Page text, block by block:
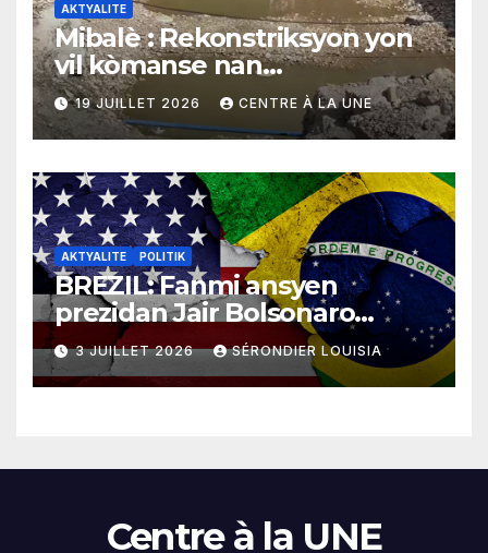
AKTYALITE
Mibalè : Rekonstriksyon yon
vil kòmanse nan
rekonstriksyon lespri moun
yo
19 JUILLET 2026 CENTRE À LA UNE
AKTYALITE POLITIK
BREZIL: Fanmi ansyen
prezidan Jair Bolsonaro
mande gouvènman
ameriken an ogmante taks
sou tout pwodui Brezil ap
3 JUILLET 2026 SÉRONDIER LOUISIA
Centre à la UNE